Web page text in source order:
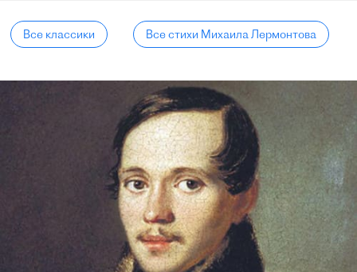
Все классики Все стихи Михаила Лермонтова